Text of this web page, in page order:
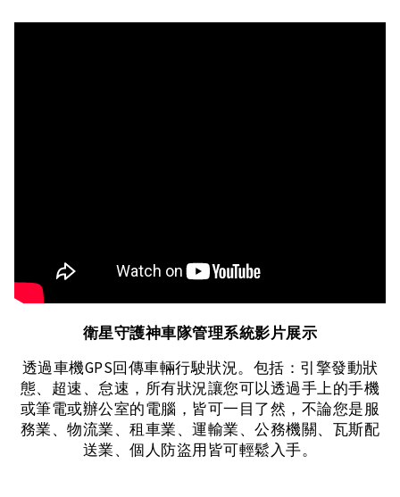
衛星守護神車隊管理系統影片展示
透過車機GPS回傳車輛行駛狀況。包括：引擎發動狀
態、超速、怠速，所有狀況讓您可以透過手上的手機
或筆電或辦公室的電腦，皆可一目了然，不論您是服
務業、物流業、租車業、運輸業、公務機關、瓦斯配
送業、個人防盜用皆可輕鬆入手。